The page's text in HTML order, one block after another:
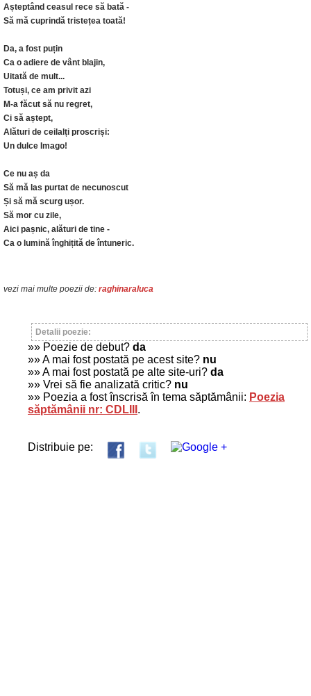
Așteptând ceasul rece să bată -
Să mă cuprindă tristețea toată!
Da, a fost puțin
Ca o adiere de vânt blajin,
Uitată de mult...
Totuși, ce am privit azi
M-a făcut să nu regret,
Ci să aștept,
Alături de ceilalți proscriși:
Un dulce Imago!
Ce nu aș da
Să mă las purtat de necunoscut
Și să mă scurg ușor.
Să mor cu zile,
Aici pașnic, alături de tine -
Ca o lumină înghițită de întuneric.
vezi mai multe poezii de: raghinaraluca
Detalii poezie:
»» Poezie de debut? da
»» A mai fost postată pe acest site? nu
»» A mai fost postată pe alte site-uri? da
»» Vrei să fie analizată critic? nu
»» Poezia a fost înscrisă în tema săptămânii: Poezia
săptămânii nr: CDLIII .
Distribuie pe: